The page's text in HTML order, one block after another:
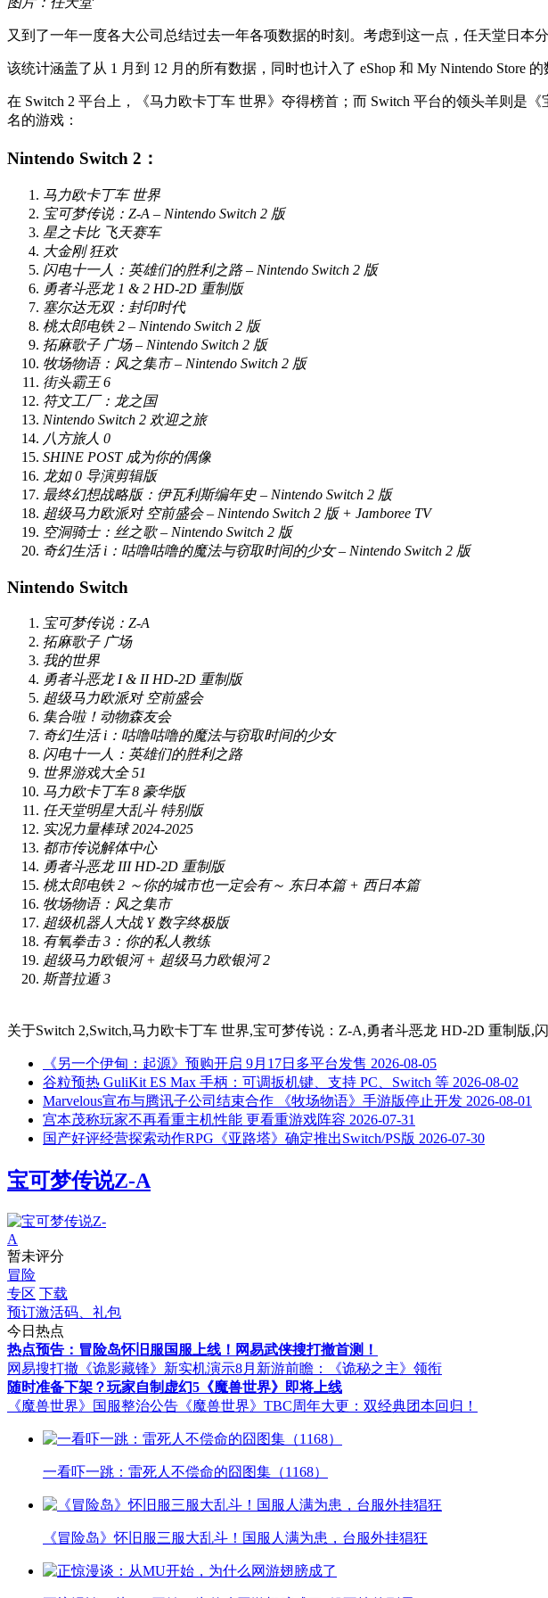
又到了一年一度各大公司总结过去一年各项数据的时刻。考虑到这一点，任天堂日本分
该统计涵盖了从 1 月到 12 月的所有数据，同时也计入了 eShop 和 My Nintendo Store 的
在 Switch 2 平台上，《马力欧卡丁车 世界》夺得榜首；而 Switch 平台的领头羊则是
名的游戏：
Nintendo Switch 2：
马力欧卡丁车 世界
宝可梦传说：Z-A – Nintendo Switch 2 版
星之卡比 飞天赛车
大金刚 狂欢
闪电十一人：英雄们的胜利之路 – Nintendo Switch 2 版
勇者斗恶龙 1 & 2 HD-2D 重制版
塞尔达无双：封印时代
桃太郎电铁 2 – Nintendo Switch 2 版
拓麻歌子 广场 – Nintendo Switch 2 版
牧场物语：风之集市 – Nintendo Switch 2 版
街头霸王 6
符文工厂：龙之国
Nintendo Switch 2 欢迎之旅
八方旅人 0
SHINE POST 成为你的偶像
龙如 0 导演剪辑版
最终幻想战略版：伊瓦利斯编年史 – Nintendo Switch 2 版
超级马力欧派对 空前盛会 – Nintendo Switch 2 版 + Jamboree TV
空洞骑士：丝之歌 – Nintendo Switch 2 版
奇幻生活 i：咕噜咕噜的魔法与窃取时间的少女 – Nintendo Switch 2 版
Nintendo Switch
宝可梦传说：Z-A
拓麻歌子 广场
我的世界
勇者斗恶龙 I & II HD-2D 重制版
超级马力欧派对 空前盛会
集合啦！动物森友会
奇幻生活 i：咕噜咕噜的魔法与窃取时间的少女
闪电十一人：英雄们的胜利之路
世界游戏大全 51
马力欧卡丁车 8 豪华版
任天堂明星大乱斗 特别版
实况力量棒球 2024-2025
都市传说解体中心
勇者斗恶龙 III HD-2D 重制版
桃太郎电铁 2 ～你的城市也一定会有～ 东日本篇 + 西日本篇
牧场物语：风之集市
超级机器人大战 Y 数字终极版
有氧拳击 3：你的私人教练
超级马力欧银河 + 超级马力欧银河 2
斯普拉遁 3
关于Switch 2,Switch,马力欧卡丁车 世界,宝可梦传说：Z-A,勇者斗恶龙 HD-2D 重制版
《另一个伊甸：起源》预购开启 9月17日多平台发售 2026-08-05
谷粒预热 GuliKit ES Max 手柄：可调扳机键、支持 PC、Switch 等 2026-08-02
Marvelous宣布与腾讯子公司结束合作 《牧场物语》手游版停止开发 2026-08-01
宫本茂称玩家不再看重主机性能 更看重游戏阵容 2026-07-31
国产好评经营探索动作RPG《亚路塔》确定推出Switch/PS版 2026-07-30
宝可梦传说Z-A
暂未评分
冒险
专区 下载
预订激活码、礼包
今日热点
热点预告：冒险岛怀旧服国服上线！网易武侠搜打撤首测！
网易搜打撤《诡影藏锋》新实机演示8月新游前瞻：《诡秘之主》领衔
随时准备下架？玩家自制虚幻5《魔兽世界》即将上线
《魔兽世界》国服整治公告 《魔兽世界》TBC周年大更：双经典团本回归！
一看吓一跳：雷死人不偿命的囧图集（1168）
《冒险岛》怀旧服三服大乱斗！国服人满为患，台服外挂猖狂